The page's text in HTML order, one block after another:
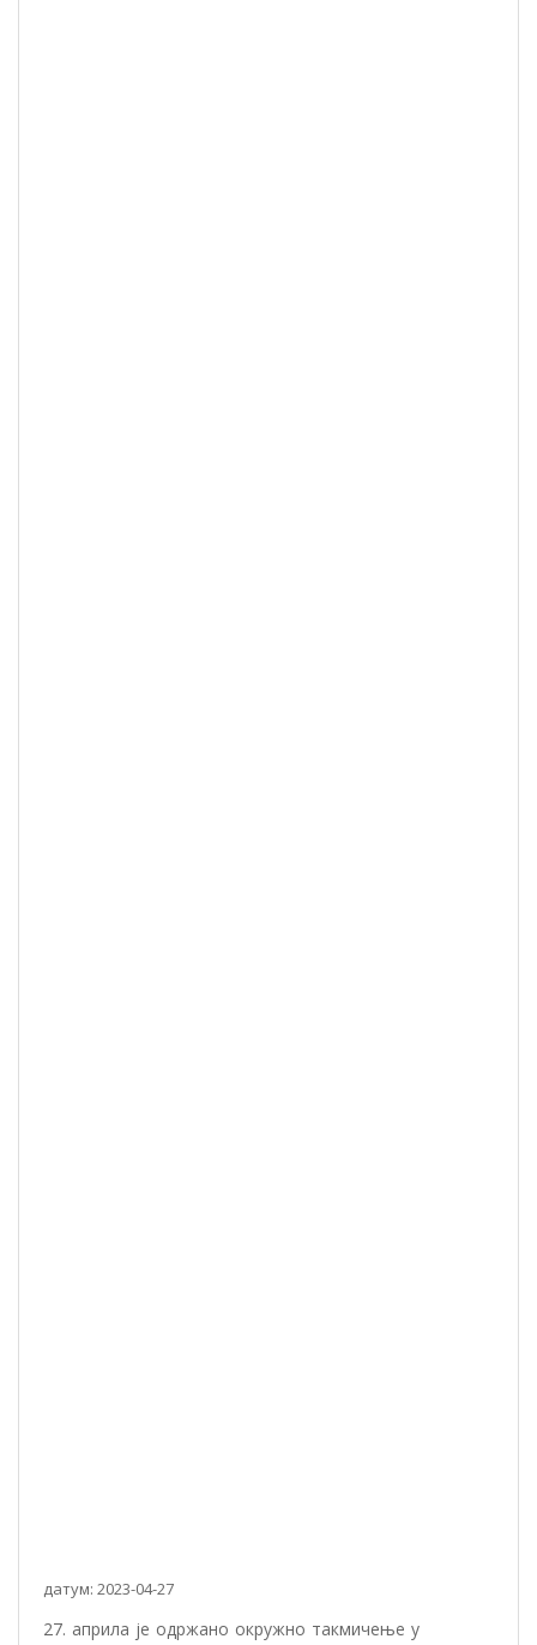
датум: 2023-04-27
27. априла је одржано окружно такмичење у